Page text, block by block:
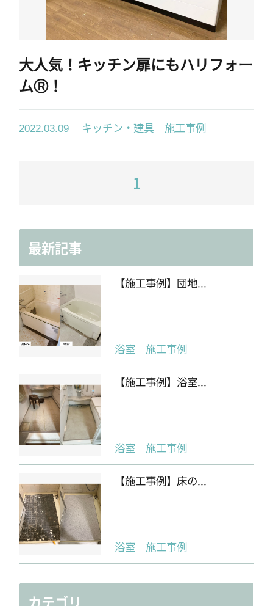
大人気！キッチン扉にもハリフォー
ムⓇ！
2022.03.09 キッチン・建具 施工事例
1
最新記事
【施工事例】団地...
浴室 施工事例
【施工事例】浴室...
浴室 施工事例
【施工事例】床の...
浴室 施工事例
カテゴリ